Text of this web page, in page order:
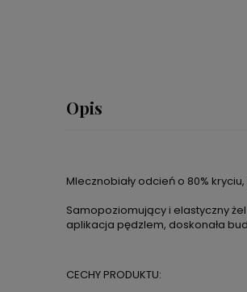
Opis
Mlecznobiały odcień o 80%
Samopoziomujący i elastyczny
aplikacja pędzlem, doskonała
CECHY PRODUKTU: